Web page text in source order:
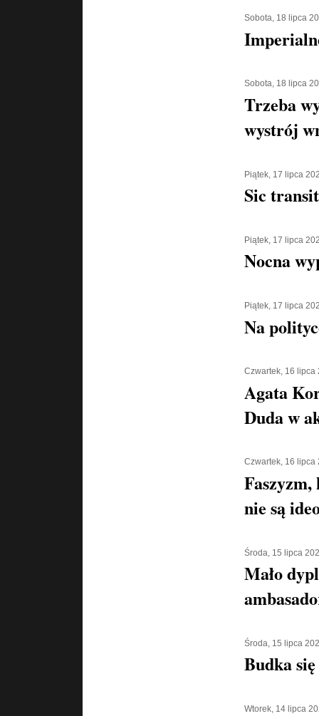
Sobota, 18 lipca
Sobota, 18 lipca
Trzeba
wystrój
Piątek, 17 lipca
Sic
Piątek, 17 lipca
Nocna
Piątek, 17 lipca
Na
Czwartek, 16 lipca
Agata
Duda w
Czwartek, 16 lipca
nie są
Środa, 15 lipca
Mało
Środa, 15 lipca
Budka
Wtorek, 14 lipca